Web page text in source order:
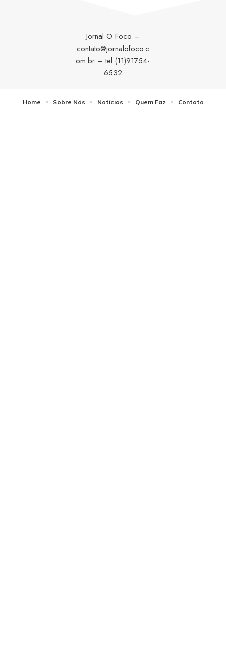
Jornal O Foco –
contato@jornalofoco.c
om.br – tel.(11)91754-
6532
Home Sobre Nós Notícias Quem Faz Contato